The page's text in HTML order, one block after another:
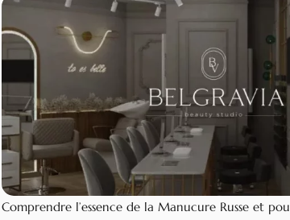
Comprendre l’essence de la Manucure Russe et